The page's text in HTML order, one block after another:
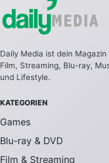
Daily Media ist dein Magazin
Film, Streaming, Blu-ray,
und Lifestyle.
KATEGORIEN
Games
Blu-ray & DVD
Film & Streaming